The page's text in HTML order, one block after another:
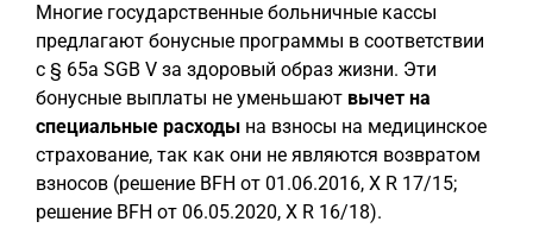
Многие государственные больничные кассы
предлагают бонусные программы в соответствии
с § 65a SGB V за здоровый образ жизни. Эти
бонусные выплаты не уменьшают вычет на
специальные расходы на взносы на медицинское
страхование, так как они не являются возвратом
взносов (решение BFH от 01.06.2016, X R 17/15;
решение BFH от 06.05.2020, X R 16/18).